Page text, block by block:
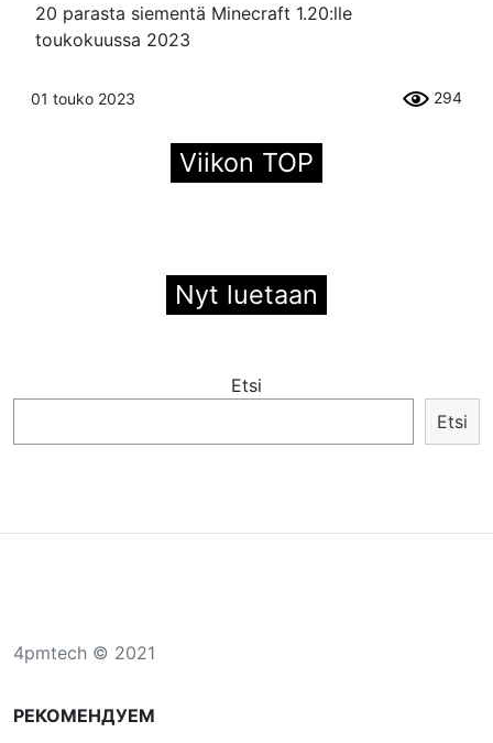
20 parasta siementä Minecraft 1.20:lle
toukokuussa 2023
01 touko 2023 294
Viikon TOP
Nyt luetaan
Etsi
Etsi
4pmtech © 2021
РЕКОМЕНДУЕМ